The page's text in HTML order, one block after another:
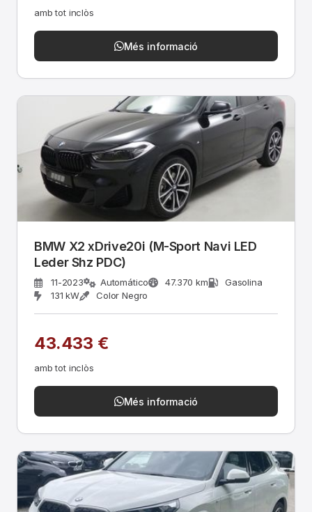
amb tot inclòs
Més informació
BMW X2 xDrive20i (M-Sport Navi LED
Leder Shz PDC)
11-2023 Automático 47.370 km
Gasolina
131 kW
Color Negro
43.433 €
amb tot inclòs
Més informació